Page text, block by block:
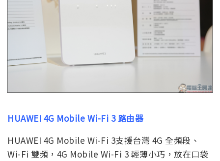
HUAWEI 4G Mobile Wi-Fi 3 路由器
HUAWEI 4G Mobile Wi-Fi 3支援台灣 4G 全頻段、
Wi-Fi 雙頻，4G Mobile Wi-Fi 3 輕薄小巧，放在口袋